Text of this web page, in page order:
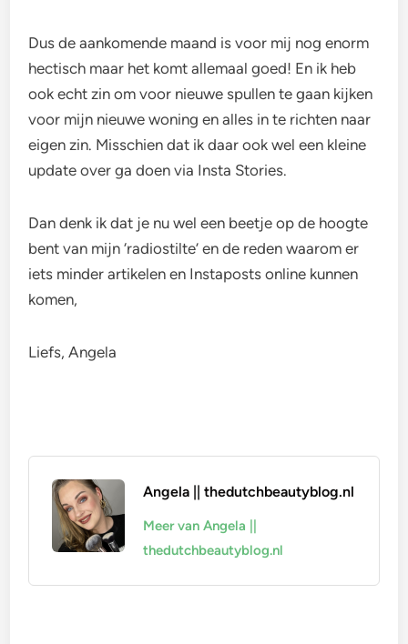
Dus de aankomende maand is voor mij nog enorm
hectisch maar het komt allemaal goed! En ik heb
ook echt zin om voor nieuwe spullen te gaan kijken
voor mijn nieuwe woning en alles in te richten naar
eigen zin. Misschien dat ik daar ook wel een kleine
update over ga doen via Insta Stories.
Dan denk ik dat je nu wel een beetje op de hoogte
bent van mijn ‘radiostilte’ en de reden waarom er
iets minder artikelen en Instaposts online kunnen
komen,
Liefs, Angela
Angela || thedutchbeautyblog.nl
Meer van Angela ||
thedutchbeautyblog.nl